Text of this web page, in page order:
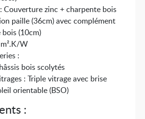
Couverture zinc + charpente bois
paille (36cm) avec complément
bois (10cm)
W
:
bois scolytés
: Triple vitrage avec brise
orientable (BSO)
: